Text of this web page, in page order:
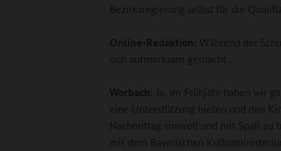
Bezirksregierung selbst für die
Online-Redaktion: Während der
sich aufmerksam gemacht...
Worbach:
Ja, im Frühjahr haben wir
eine Unterstützung bieten und den
Nachmittag sinnvoll und mit Spaß zu
mit dem Bayerischen